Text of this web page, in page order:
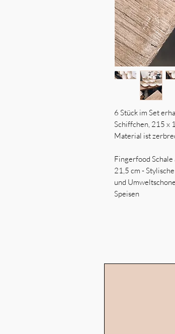
6 Stück im Set
Schiffchen, 215 x
Material ist
Fingerfood
21,5 cm -
und
Speisen